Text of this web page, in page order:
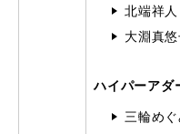
北端祥人
大淵真悠
ハイパーアダ
三輪め